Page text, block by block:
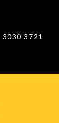
3030 3721